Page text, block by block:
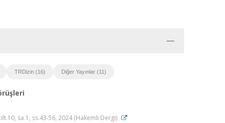
TRDizin (16) Diğer Yayınlar (11)
sa.1, ss.43-56, 2024 (Hakemli Dergi)